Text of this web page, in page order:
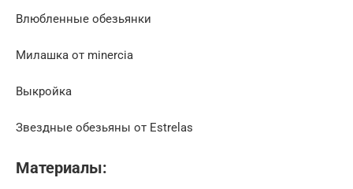
Влюбленные обезьянки
Милашка от minercia
Выкройка
Звездные обезьяны от Estrelas
Материалы: